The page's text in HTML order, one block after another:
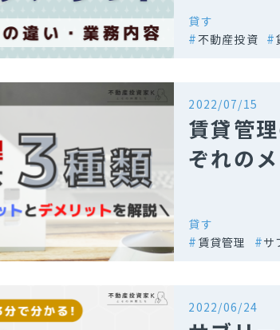
貸す
不動産投資
2022/07/15
賃貸管
ぞれの
貸す
賃貸管理
サ
2022/06/24